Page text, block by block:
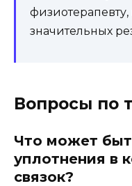
значительных
Вопросы по
Что может
уплотнения в
связок?